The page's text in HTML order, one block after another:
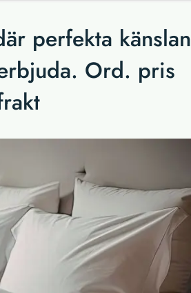
perfekta känslan
Ord. pris